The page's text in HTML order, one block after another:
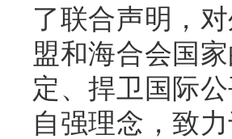
了联合声明，
盟和海合会国
定、捍卫国际
自强理念，致